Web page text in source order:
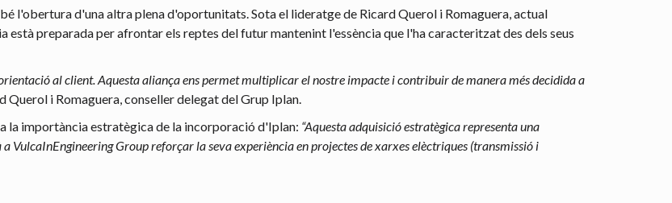
l'obertura d'una altra plena d'oportunitats. Sota el lideratge de Ricard Querol i Romaguera, actual
preparada per afrontar els reptes del futur mantenint l'essència que l'ha caracteritzat des dels seus
al client. Aquesta aliança ens permet multiplicar el nostre impacte i contribuir de manera més decidida a
Querol i Romaguera, conseller delegat del Grup Iplan.
la importància estratègica de la incorporació d'Iplan: “Aquesta adquisició estratègica representa una
VulcaInEngineering Group reforçar la seva experiència en projectes de xarxes elèctriques (transmissió i